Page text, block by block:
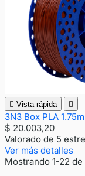
 Vista rápida 
3N3 Box PLA
$ 20.003,20
Valorado de 5
Ver más detalles
Mostrando 1-22